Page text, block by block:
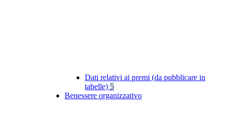
Dati relativi ai premi (da pubblicare in
tabelle) 5
Benessere organizzativo